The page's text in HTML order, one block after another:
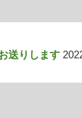
送りします